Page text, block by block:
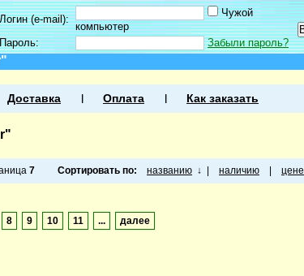
Логин (e-mail):
Чужой
компьютер
Пароль:
Забыли пароль?
Доставка Оплата Как заказать
7 Сортировать по: названию ↓ наличию цене
8 9 10 11 ... далее